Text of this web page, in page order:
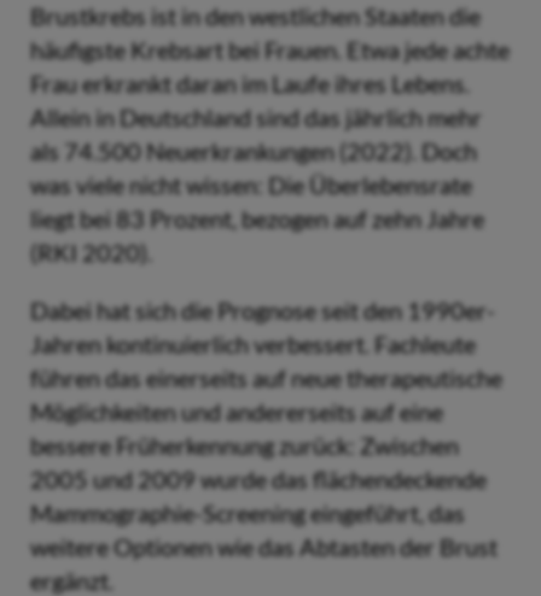
Brustkrebs ist in den westlichen Staaten die
häufigste Krebsart bei Frauen. Etwa jede achte
Frau erkrankt daran im Laufe ihres Lebens.
Allein in Deutschland sind das jährlich mehr
als 74.500 Neuerkrankungen (2022). Doch
was viele nicht wissen: Die Überlebensrate
liegt bei 83 Prozent, bezogen auf zehn Jahre
(RKI 2020).
Dabei hat sich die Prognose seit den 1990er-
Jahren kontinuierlich verbessert. Fachleute
führen das einerseits auf neue therapeutische
Möglichkeiten und andererseits auf eine
bessere Früherkennung zurück: Zwischen
2005 und 2009 wurde das flächendeckende
Mammographie-Screening eingeführt, das
weitere Optionen wie das Abtasten der Brust
ergänzt.